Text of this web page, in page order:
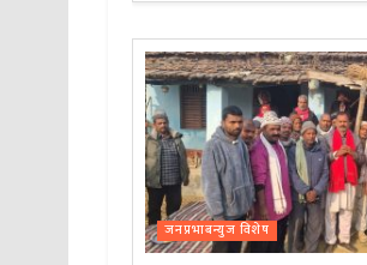
जनप्रभाबन्युज विशेष